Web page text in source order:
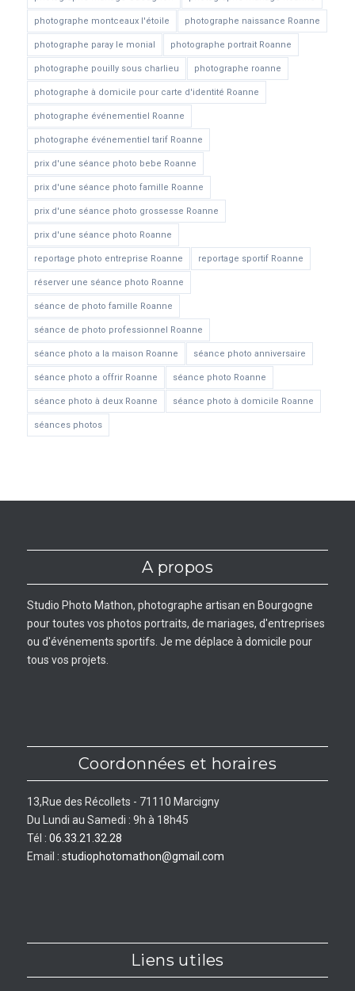
photographe montceaux l'étoile photographe naissance Roanne
photographe paray le monial photographe portrait Roanne
photographe pouilly sous charlieu photographe roanne
photographe à domicile pour carte d'identité Roanne
photographe événementiel Roanne
photographe événementiel tarif Roanne
prix d'une séance photo bebe Roanne
prix d'une séance photo famille Roanne
prix d'une séance photo grossesse Roanne
prix d'une séance photo Roanne
reportage photo entreprise Roanne reportage sportif Roanne
réserver une séance photo Roanne
séance de photo famille Roanne
séance de photo professionnel Roanne
séance photo a la maison Roanne séance photo anniversaire
séance photo a offrir Roanne séance photo Roanne
séance photo à deux Roanne séance photo à domicile Roanne
séances photos
A propos
Studio Photo Mathon, photographe artisan en Bourgogne
pour toutes vos photos portraits, de mariages, d'entreprises
ou d'événements sportifs. Je me déplace à domicile pour
tous vos projets.
Coordonnées et horaires
13,Rue des Récollets - 71110 Marcigny
Du Lundi au Samedi : 9h à 18h45
Tél : 06.33.21.32.28
Email : studiophotomathon@gmail.com
Liens utiles